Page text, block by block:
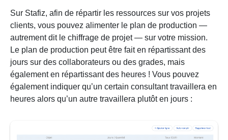
Sur Stafiz, afin de répartir les ressources sur vos projets
clients, vous pouvez alimenter le plan de production —
autrement dit le chiffrage de projet — sur votre mission.
Le plan de production peut être fait en répartissant des
jours sur des collaborateurs ou des grades, mais
également en répartissant des heures ! Vous pouvez
également indiquer qu’un certain consultant travaillera en
heures alors qu’un autre travaillera plutôt en jours :